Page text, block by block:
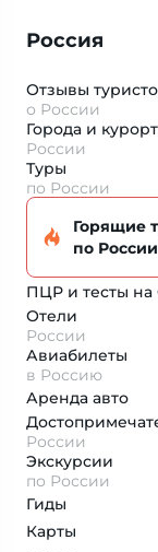
Россия
Отзывы
о России
Города и
России
Туры
по России
Горящие
по России
ПЦР и тесты на
Отели
России
Авиабилеты
в Россию
Аренда авто
России
Экскурсии
по России
Гиды
Карты